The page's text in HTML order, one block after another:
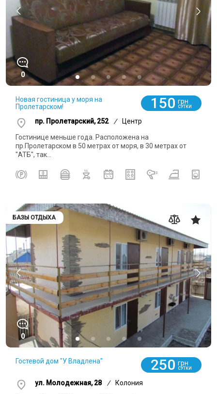
0
Новая гостиница у моря на
Пролетарском!
150 грн
СУТКИ
пр. Пролетарский, 252 / Центр
Гостинице меньше года. Расположена на
пр.Пролетарском в 50 метрах от моря, в 30 метрах от
"АТБ", так...
БАЗЫ ОТДЫХА
0
Гостевой дом "У Владлена" 250 грн
СУТКИ
ул. Молодежная, 28 / Колония